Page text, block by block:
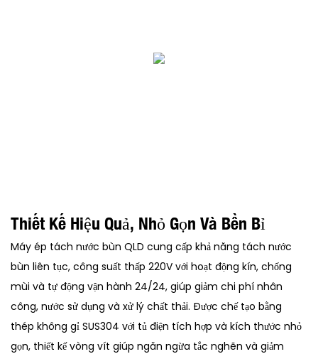
Thiết Kế Hiệu Quả, Nhỏ Gọn Và Bền Bỉ
Máy ép tách nước bùn QLD cung cấp khả năng tách nước
bùn liên tục, công suất thấp 220V với hoạt động kín, chống
mùi và tự động vận hành 24/24, giúp giảm chi phí nhân
công, nước sử dụng và xử lý chất thải. Được chế tạo bằng
thép không gỉ SUS304 với tủ điện tích hợp và kích thước nhỏ
gọn, thiết kế vòng vít giúp ngăn ngừa tắc nghẽn và giảm